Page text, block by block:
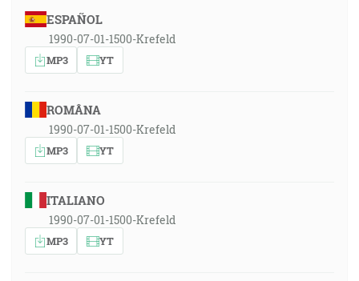
ESPAÑOL
1990-07-01-1500-Krefeld
MP3 YT
ROMÂNA
1990-07-01-1500-Krefeld
MP3 YT
ITALIANO
1990-07-01-1500-Krefeld
MP3 YT